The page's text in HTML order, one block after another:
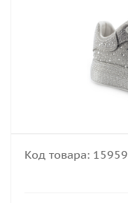
Код товара: 15959